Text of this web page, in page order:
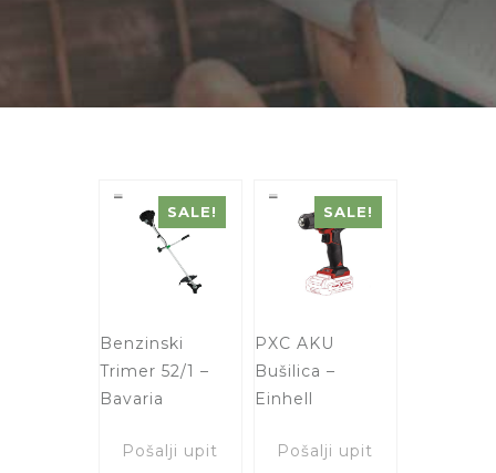
SALE!
Benzinski
Trimer 52/1 –
Bavaria
Pošalji upit
SALE!
PXC AKU
Bušilica –
Einhell
Pošalji upit